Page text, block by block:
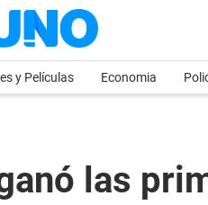
y Películas Economia
las